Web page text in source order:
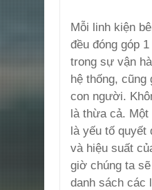
Mỗi linh kiện
đều đóng góp
trong sự vận
hệ thống,
con người.
là thừa cả.
là yếu tố quyết
và hiệu suất
giờ chúng ta
danh sách các